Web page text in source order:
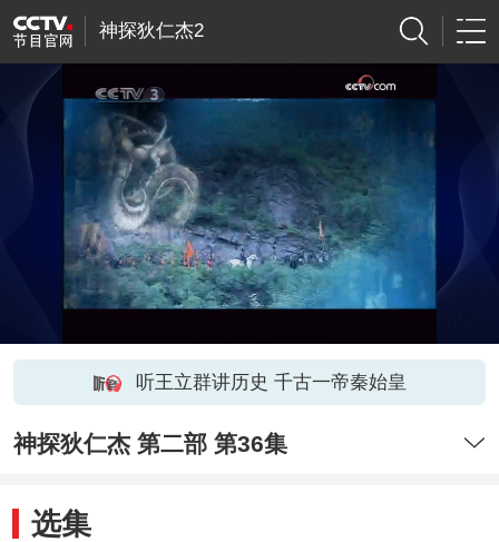
神探狄仁杰2
听王立群讲历史 千古一帝秦始皇
神探狄仁杰 第二部 第36集
选集